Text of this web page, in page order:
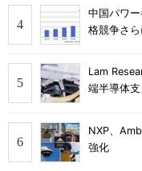
中国パワ
格競争さ
Lam
端半導体支
NXP、
強化